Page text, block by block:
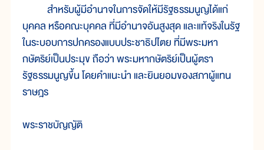
สำหรับผู้มีอำนาจในการจัดให้มีรัฐธรรมนูญได้แก่
บุคคล หรือคณะบุคคล ที่มีอำนาจอันสูงสุด และแท้จริงในรัฐ
ในระบอบการปกครองแบบประชาธิปไตย ที่มีพระมหา
กษัตริย์เป็นประมุข ถือว่า พระมหากษัตริย์เป็นผู้ตรา
รัฐธรรมนูญขึ้น โดยคำแนะนำ และยินยอมของสภาผู้แทน
ราษฎร
พระราชบัญญัติ